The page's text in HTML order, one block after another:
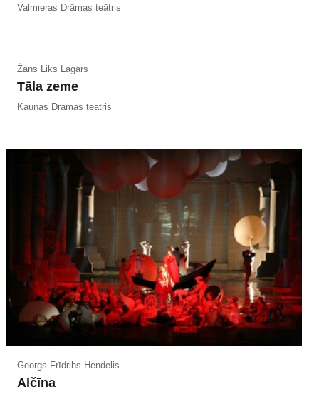
Valmieras Drāmas teātris
Žans Liks Lagārs
Tāla zeme
Kauņas Drāmas teātris
Georgs Frīdrihs Hendelis
Alčīna